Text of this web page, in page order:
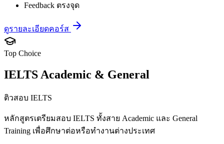
Feedback ตรงจุด
ดูรายละเอียดคอร์ส
Top Choice
IELTS Academic & General
ติวสอบ IELTS
หลักสูตรเตรียมสอบ IELTS ทั้งสาย Academic และ General
Training เพื่อศึกษาต่อหรือทำงานต่างประเทศ